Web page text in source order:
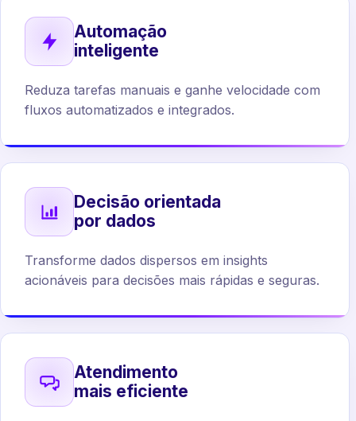
Automação
inteligente
Reduza tarefas manuais e ganhe velocidade com
fluxos automatizados e integrados.
Decisão orientada
por dados
Transforme dados dispersos em insights
acionáveis para decisões mais rápidas e seguras.
Atendimento
mais eficiente